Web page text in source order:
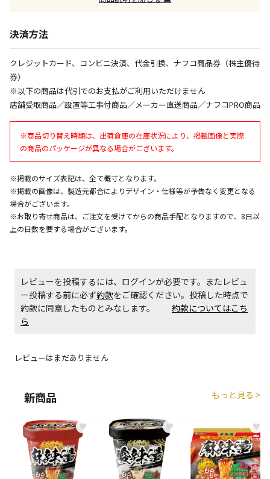
同時購入が可能です
出荷いたします。
ただし、メーカーの営業日に基づき出荷手続きを行う
ため、通常よりお時間をいただく場合がございます。
また、日曜・祝日や年末年始などの長期休業期間中
は、休業明けからの出荷対応となります。
お見積商品です。金額・施工日はお打ち合わせの上、
決定となります。
決定となります。
決済方法
クレジットカード、コンビニ決済、代金引換、ナフコ商品券（株主優待
券）
※以下の商品は代引でのお支払がご利用いただけません
店舗受取商品／設置等工事付商品／メーカー直送商品／ナフコPRO商品
※商品切り替え時期は、出荷倉庫の在庫状況により、掲載画像と実際
の商品のパッケージが異なる場合がございます。
※掲載のサイズ表記は、全て概寸となります。
※掲載の画像は、製造元都合によりデザイン・仕様等が予告なく変更となる
場合がございます。
※お取り寄せ商品は、ご注文を受けてからの商品手配となりますので、8日以
上の日数を要する場合がございます。
レビューを投稿するには、ログインが必要です。またレビュ
ー投稿する前に必ず約款をご確認ください。投稿した時点で
約款に同意したものとみなします。 約款についてはこち
ら
レビューはまだありません
新商品 もっと見る >
♥ ♥ ♥